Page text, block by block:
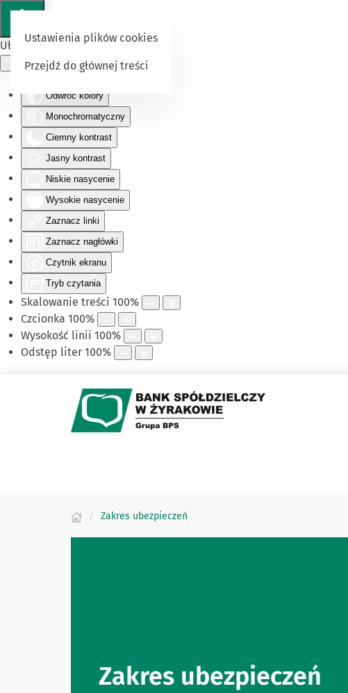
Ułatwienia dostępu
Odwróć kolory
Monochromatyczny
Ciemny kontrast
Jasny kontrast
Niskie nasycenie
Wysokie nasycenie
Zaznacz linki
Zaznacz nagłówki
Czytnik ekranu
Tryb czytania
Skalowanie treści 100%
Czcionka 100%
Wysokość linii 100%
Odstęp liter 100%
Ustawienia plików cookies
Przejdź do głównej treści
Zakres ubezpieczeń
Zakres ubezpieczeń